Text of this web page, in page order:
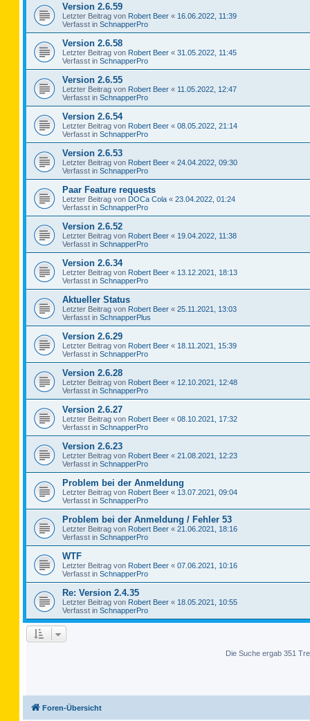
Version 2.6.59
Letzter Beitrag von Robert Beer « 16.06.2022, 11:39
Verfasst in SchnapperPro
Version 2.6.58
Letzter Beitrag von Robert Beer « 31.05.2022, 11:45
Verfasst in SchnapperPro
Version 2.6.55
Letzter Beitrag von Robert Beer « 11.05.2022, 12:47
Verfasst in SchnapperPro
Version 2.6.54
Letzter Beitrag von Robert Beer « 08.05.2022, 21:14
Verfasst in SchnapperPro
Version 2.6.53
Letzter Beitrag von Robert Beer « 24.04.2022, 09:30
Verfasst in SchnapperPro
Paar Feature requests
Letzter Beitrag von DOCa Cola « 23.04.2022, 01:24
Verfasst in SchnapperPro
Version 2.6.52
Letzter Beitrag von Robert Beer « 19.04.2022, 11:38
Verfasst in SchnapperPro
Version 2.6.34
Letzter Beitrag von Robert Beer « 13.12.2021, 18:13
Verfasst in SchnapperPro
Aktueller Status
Letzter Beitrag von Robert Beer « 25.11.2021, 13:03
Verfasst in SchnapperPlus
Version 2.6.29
Letzter Beitrag von Robert Beer « 18.11.2021, 15:39
Verfasst in SchnapperPro
Version 2.6.28
Letzter Beitrag von Robert Beer « 12.10.2021, 12:48
Verfasst in SchnapperPro
Version 2.6.27
Letzter Beitrag von Robert Beer « 08.10.2021, 17:32
Verfasst in SchnapperPro
Version 2.6.23
Letzter Beitrag von Robert Beer « 21.08.2021, 12:23
Verfasst in SchnapperPro
Problem bei der Anmeldung
Letzter Beitrag von Robert Beer « 13.07.2021, 09:04
Verfasst in SchnapperPro
Problem bei der Anmeldung / Fehler 53
Letzter Beitrag von Robert Beer « 21.06.2021, 18:16
Verfasst in SchnapperPro
WTF
Letzter Beitrag von Robert Beer « 07.06.2021, 10:16
Verfasst in SchnapperPro
Re: Version 2.4.35
Letzter Beitrag von Robert Beer « 18.05.2021, 10:55
Verfasst in SchnapperPro
Die Suche ergab 351
Foren-Übersicht